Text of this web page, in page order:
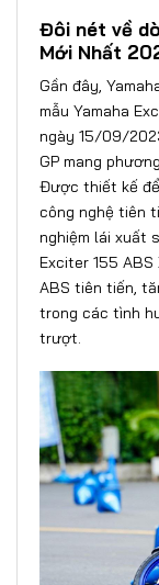
Đôi nét về
Mới Nhất
Gần đây,
mẫu Yamaha
ngày 15/09/
GP mang
Được thiết kế
công nghệ tiên
nghiệm lái xuất
Exciter 155
ABS tiên tiến,
trong các tình
trượt.